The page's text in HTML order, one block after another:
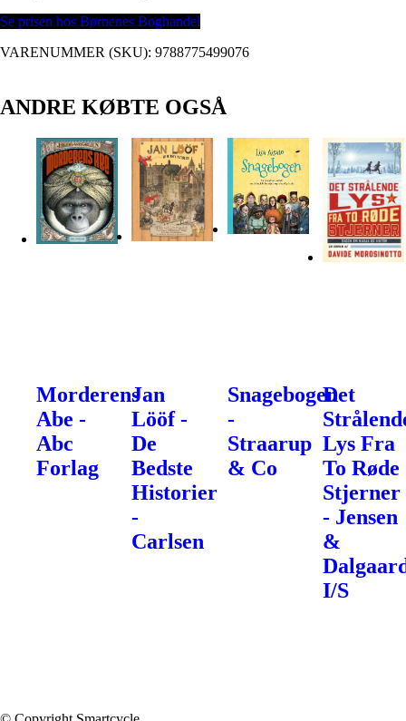
Se prisen hos Børnenes Boghandel
VARENUMMER (SKU): 9788775499076
ANDRE KØBTE OGSÅ
Morderens
Abe -
Abc
Forlag
Jan
Lööf -
De
Bedste
Historier
-
Carlsen
Snagebogen
-
Straarup
& Co
Det
Lys Fra
To Røde
Stjerner
- Jensen
&
I/S